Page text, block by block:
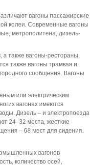
вагоны пассажирские
колеи. Современные вагоны
метрополитена, дизель-
а также вагоны-рестораны,
также вагоны трамвая и
сообщения. Вагоны
или электрическим
вагонах имеются
Дизель – и электропоезда
24–32 места, жесткие
– 68 мест для сидения.
вагонов
количество осей,